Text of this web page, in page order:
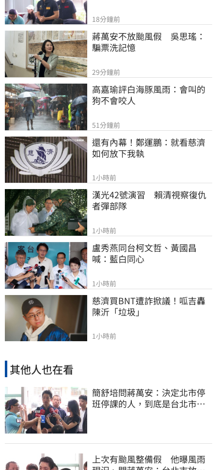
18分鐘前
蔣萬安不放颱風假　吳思瑤：
騙票洗記憶
29分鐘前
高嘉瑜評白海豚風雨：會叫的
狗不會咬人
51分鐘前
還有內幕！鄭運鵬：就看慈濟
如何放下我執
1小時前
漢光42號演習　賴清視察復仇
者彈部隊
1小時前
盧秀燕同台柯文哲、黃國昌
喊：藍白同心
1小時前
慈濟買BNT遭詐掀議！呱吉轟
陳沂「垃圾」
1小時前
其他人也在看
簡舒培問蔣萬安：決定北市停
班停課的人，到底是台北市
上次有颱風整備假 他曝風雨